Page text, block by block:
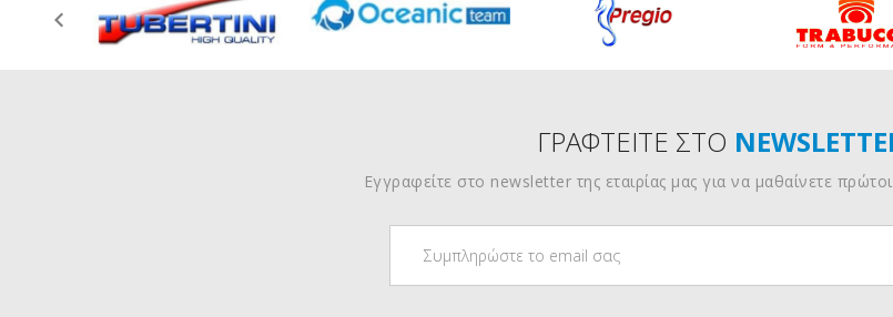
ΓΡΑΦΤΕΙΤΕ ΣΤΟ
Εγγραφείτε στο newsletter της εταιρίας μας για να μαθαίνετε